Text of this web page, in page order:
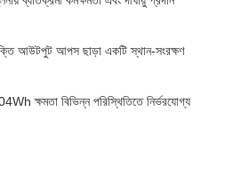
আউটপুট আপস ছাড়া একটি স্থান-সংরক্ষণ
ক্ষমতা বিভিন্ন পরিস্থিতিতে নির্ভরযোগ্য